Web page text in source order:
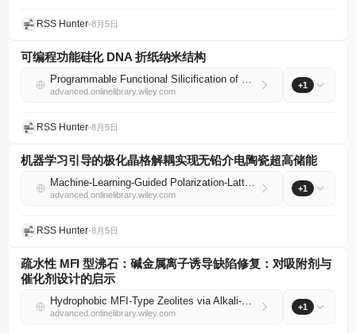
RSS Hunter•8月5日
可编程功能硅化 DNA 折纸纳米结构
Programmable Functional Silicification of DNA Origami Nanostructures
advanced.onlinelibrary.wiley.com
+1
RSS Hunter•8月5日
机器学习引导的极化晶格解耦实现无铅介电陶瓷超高储能
Machine‐Learning‐Guided Polarization‐Lattice Decoupling Enables Ultrahigh Energy Storage in Lead‐Free Dielectric Ceramics
advanced.onlinelibrary.wiley.com
+1
RSS Hunter•8月5日
疏水性 MFI 型沸石：碱金属离子诱导缺陷修复：对吸附剂与
催化剂设计的启示
Hydrophobic MFI‐Type Zeolites via Alkali‐Cation‐Induced Defect Healing: Implications for Adsorbent and Catalyst Design
advanced.onlinelibrary.wiley.com
+1